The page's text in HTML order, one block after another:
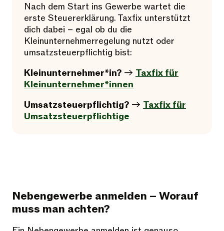
Nach dem Start ins Gewerbe wartet die
erste Steuererklärung. Taxfix unterstützt
dich dabei – egal ob du die
Kleinunternehmerregelung nutzt oder
umsatzsteuerpflichtig bist:
Kleinunternehmer*in? → Taxfix für
Kleinunternehmer*innen
Umsatzsteuerpflichtig? → Taxfix für
Umsatzsteuerpflichtige
Nebengewerbe anmelden – Worauf
muss man achten?